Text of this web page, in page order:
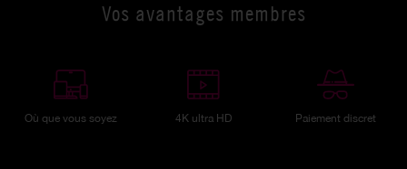
Vos avantages membres
Où que vous soyez 4K ultra HD Paiement discret